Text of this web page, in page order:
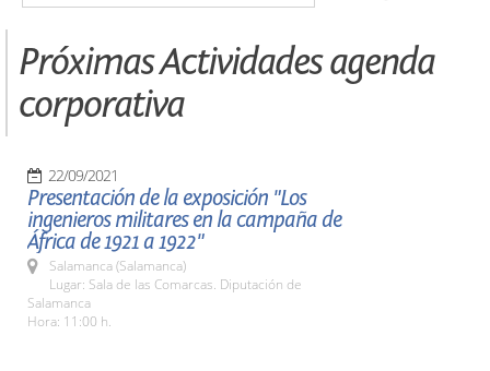
Próximas Actividades agenda
corporativa
22/09/2021
Presentación de la exposición "Los
ingenieros militares en la campaña de
África de 1921 a 1922"
Salamanca (Salamanca)
Lugar: Sala de las Comarcas. Diputación de
Salamanca
Hora: 11:00 h.